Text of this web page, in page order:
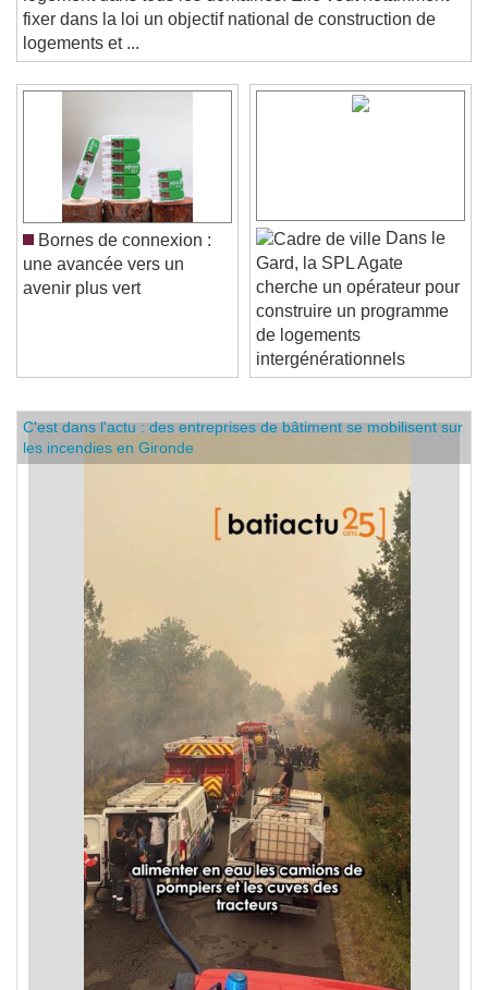
logement dans tous les domaines. Elle veut notamment
fixer dans la loi un objectif national de construction de
logements et ...
Bornes de connexion :
une avancée vers un
Dans le
Gard, la SPL Agate
cherche un opérateur pour
construire un programme
de logements
intergénérationnels
C'est dans l'actu : des entreprises de bâtiment se mobilisent sur
les incendies en Gironde